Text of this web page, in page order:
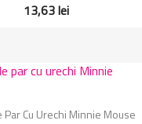
13,63 lei
Vizualizare rapida
Par Cu Urechi Minnie Mouse